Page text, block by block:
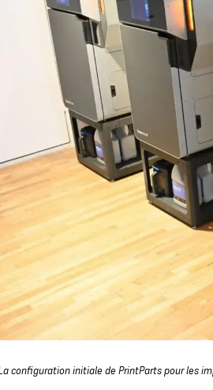
configuration initiale de PrintParts pour les